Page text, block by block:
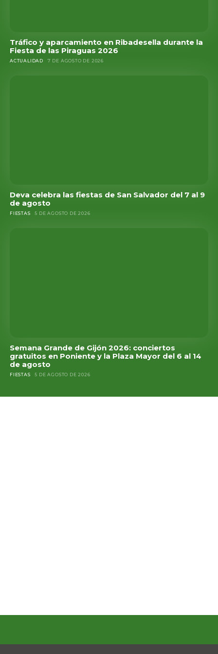
Tráfico y aparcamiento en Ribadesella durante la
Fiesta de las Piraguas 2026
ACTUALIDAD 7 DE AGOSTO DE 2026
Deva celebra las fiestas de San Salvador del 7 al 9
de agosto
FIESTAS 5 DE AGOSTO DE 2026
Semana Grande de Gijón 2026: conciertos
gratuitos en Poniente y la Plaza Mayor del 6 al 14
de agosto
FIESTAS 5 DE AGOSTO DE 2026